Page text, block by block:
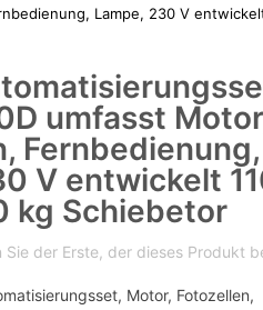
Lampe, 230 V
umfasst
Fernbedienung,
V entwickelt
kg Schiebetor
Sie der Erste, der dieses Produkt
Motor, Fotozellen,